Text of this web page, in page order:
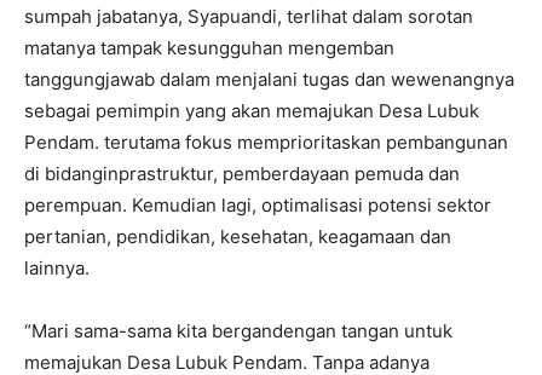
sumpah jabatanya, Syapuandi, terlihat dalam sorotan
matanya tampak kesungguhan mengemban
tanggungjawab dalam menjalani tugas dan wewenangnya
sebagai pemimpin yang akan memajukan Desa Lubuk
Pendam. terutama fokus memprioritaskan pembangunan
di bidanginprastruktur, pemberdayaan pemuda dan
perempuan. Kemudian lagi, optimalisasi potensi sektor
pertanian, pendidikan, kesehatan, keagamaan dan
lainnya.
“Mari sama-sama kita bergandengan tangan untuk
memajukan Desa Lubuk Pendam. Tanpa adanya